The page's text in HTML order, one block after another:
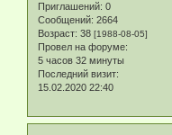
Приглашений: 0
Сообщений: 2664
Возраст: 38 [1988-08-05]
Провел на форуме:
5 часов 32 минуты
Последний визит:
15.02.2020 22:40